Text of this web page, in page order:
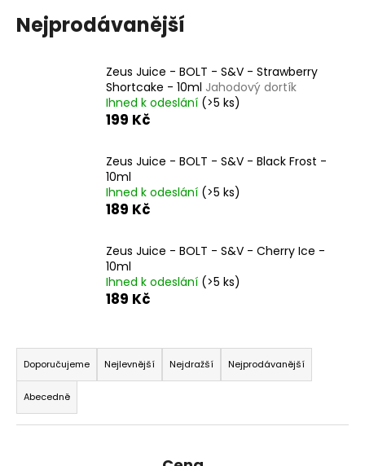
Nejprodávanější
Zeus Juice - BOLT - S&V - Strawberry
Shortcake - 10ml Jahodový dortík
Ihned k odeslání (>5 ks)
199 Kč
Zeus Juice - BOLT - S&V - Black Frost -
10ml
Ihned k odeslání (>5 ks)
189 Kč
Zeus Juice - BOLT - S&V - Cherry Ice -
10ml
Ihned k odeslání (>5 ks)
189 Kč
Ř
a
z
e
n
Doporučujeme Nejlevnější Nejdražší Nejprodávanější
Abecedně